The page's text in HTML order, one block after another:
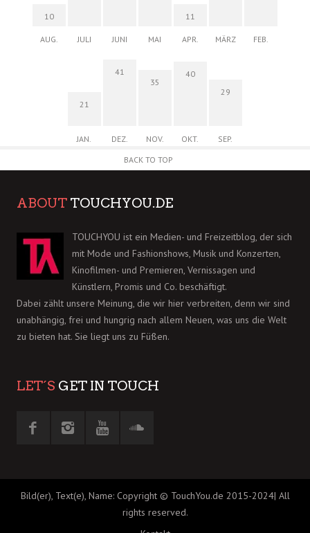
10
AUG. JULI JUNI MAI
11
APR. MÄRZ FEB.
21
JAN.
41
DEZ.
35
NOV.
40
OKT.
29
SEP.
BACK TO TOP
ABOUT TOUCHYOU.DE
TOUCHYOU ist ein Medien- und Freizeitblog, der sich
mit Mode und Fashionshows, Musik und Konzerten,
Kinofilmen- und Premieren, Vernissagen und
Künstlern, Promis und Co. beschäftigt.
Dabei zählt unsere Meinung, die wir hier verbreiten, denn wir sind
unabhängig, frei und hungrig nach allem Neuen, was uns die Welt
zu bieten hat. Sie liegt uns zu Füßen.
LET´S GET IN TOUCH
Bild(er), Text(e), Name: Copyright © TouchYou.de 2015-2024| All
rights reserved.